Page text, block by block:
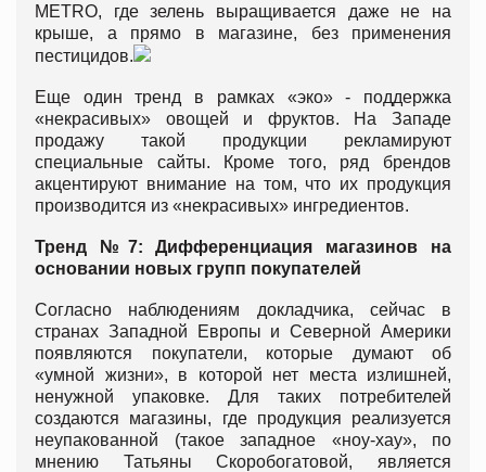
METRO, где зелень выращивается даже не на
крыше, а прямо в магазине, без применения
пестицидов.
Еще один тренд в рамках «эко» - поддержка
«некрасивых» овощей и фруктов. На Западе
продажу такой продукции рекламируют
специальные сайты. Кроме того, ряд брендов
акцентируют внимание на том, что их продукция
производится из «некрасивых» ингредиентов.
Тренд №7: Дифференциация магазинов на
основании новых групп покупателей
Согласно наблюдениям докладчика, сейчас в
странах Западной Европы и Северной Америки
появляются покупатели, которые думают об
«умной жизни», в которой нет места излишней,
ненужной упаковке. Для таких потребителей
создаются магазины, где продукция реализуется
неупакованной (такое западное «ноу-хау», по
мнению Татьяны Скоробогатовой, является